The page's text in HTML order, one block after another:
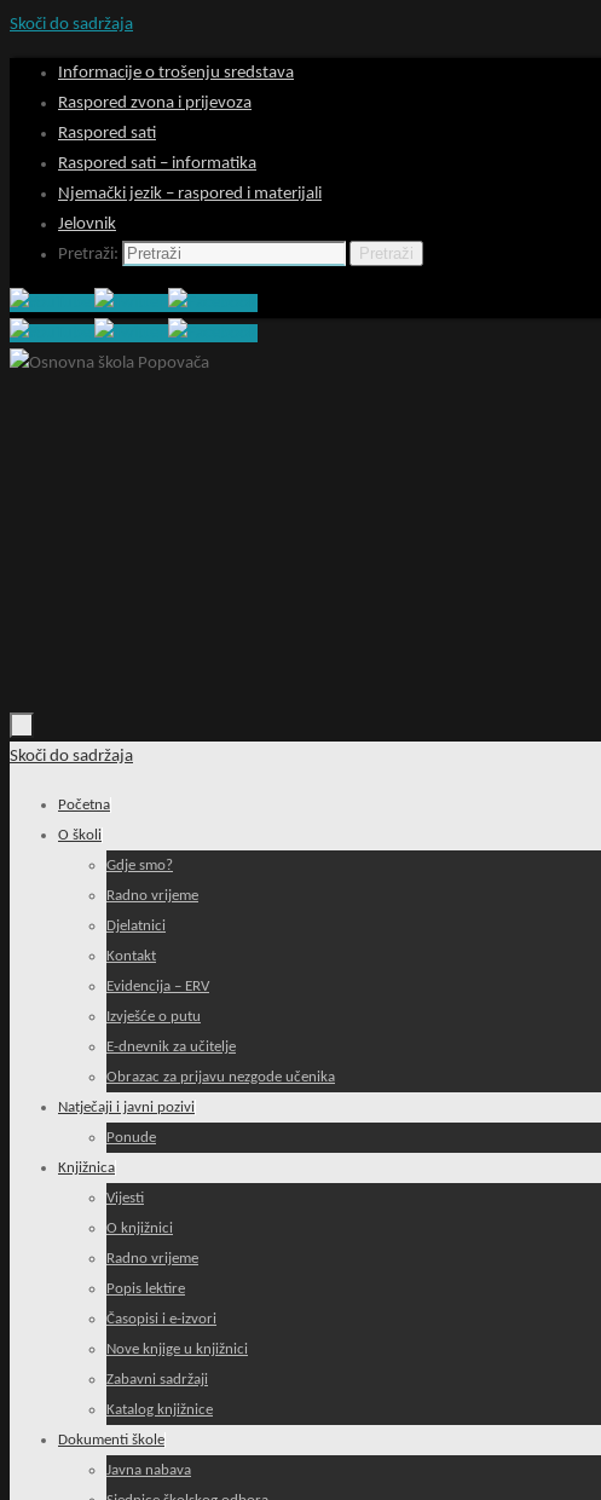
Skoči do sadržaja
Informacije o trošenju sredstava
Raspored zvona i prijevoza
Raspored sati
Raspored sati – informatika
Njemački jezik – raspored i materijali
Jelovnik
Pretraži:
Pretraži
Skoči do sadržaja
Početna
O školi
Gdje smo?
Radno vrijeme
Djelatnici
Kontakt
Evidencija – ERV
Izvješće o putu
E-dnevnik za učitelje
Obrazac za prijavu nezgode učenika
Natječaji i javni pozivi
Ponude
Knjižnica
Vijesti
O knjižnici
Radno vrijeme
Popis lektire
Časopisi i e-izvori
Nove knjige u knjižnici
Zabavni sadržaji
Katalog knjižnice
Dokumenti škole
Javna nabava